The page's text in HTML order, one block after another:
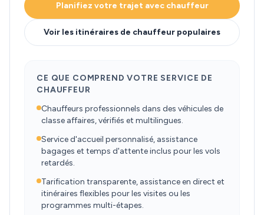
Planifiez votre trajet avec chauffeur
Voir les itinéraires de chauffeur populaires
CE QUE COMPREND VOTRE SERVICE DE
CHAUFFEUR
Chauffeurs professionnels dans des véhicules de
classe affaires, vérifiés et multilingues.
Service d'accueil personnalisé, assistance
bagages et temps d'attente inclus pour les vols
retardés.
Tarification transparente, assistance en direct et
itinéraires flexibles pour les visites ou les
programmes multi-étapes.